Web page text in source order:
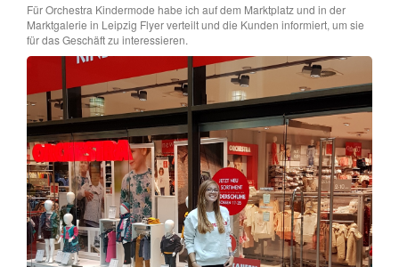
Für Orchestra Kindermode habe ich auf dem Marktplatz und in der
Marktgalerie in Leipzig Flyer verteilt und die Kunden informiert, um sie
für das Geschäft zu interessieren.